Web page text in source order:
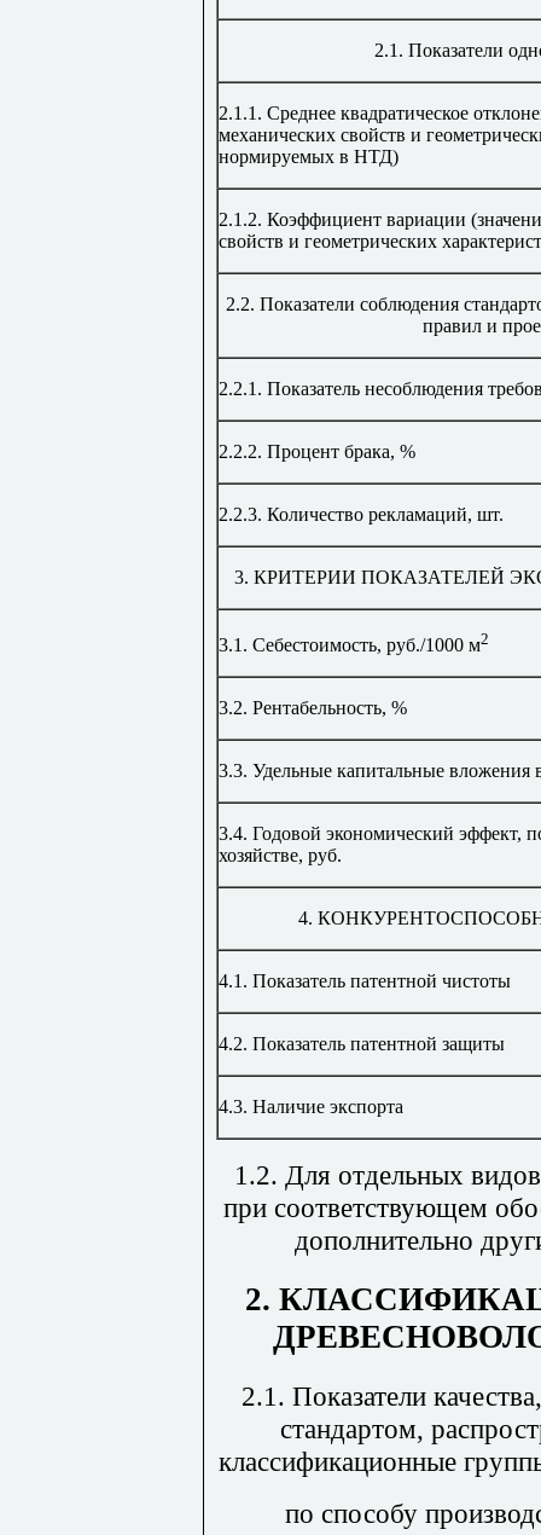
2.1. Показатели
2.1.1. Среднее квадратическое
механических свойств и
нормируемых в НТД)
2.1.2. Коэффициент вариации
свойств и геометрических
2.2. Показатели соблюдения
правил и
2.2.1. Показатель несоблюдения
2.2.2. Процент брака, %
2.2.3. Количество рекламаций, шт.
3. КРИТЕРИИ ПОКАЗАТЕЛЕЙ
3.1. Себестоимость, руб./1000 м2
3.2. Рентабельность, %
3.3. Удельные капитальные вложения
3.4. Годовой экономический эффект,
хозяйстве, руб.
4.
4.1. Показатель патентной чистоты
4.2. Показатель патентной защиты
4.3. Наличие экспорта
1.2. Для отдельных
при соответствующем
дополнительно
2.
2.1. Показатели
стандартом,
классификационные
по способу